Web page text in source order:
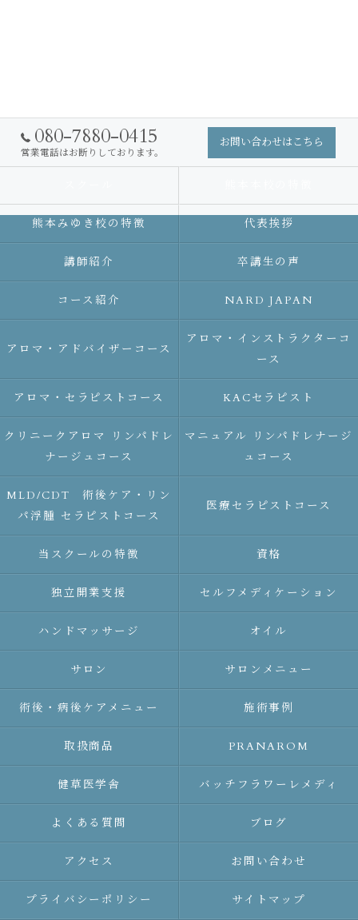
080-7880-0415
営業電話はお断りしております。
お問い合わせはこちら
熊本みゆき校の特徴 代表挨拶
講師紹介 卒講生の声
コース紹介 NARD JAPAN
アロマ・アドバイザーコース
アロマ・インストラクターコ
ース
アロマ・セラピストコース KACセラピスト
クリニークアロマ リンパドレ
ナージュコース
マニュアル リンパドレナージ
ュコース
MLD/CDT 術後ケア・リン
パ浮腫 セラピストコース
医療セラピストコース
当スクールの特徴 資格
独立開業支援 セルフメディケーション
ハンドマッサージ オイル
サロン サロンメニュー
術後・病後ケアメニュー 施術事例
取扱商品 PRANAROM
健草医学舎 バッチフラワーレメディ
よくある質問 ブログ
アクセス お問い合わせ
プライバシーポリシー サイトマップ